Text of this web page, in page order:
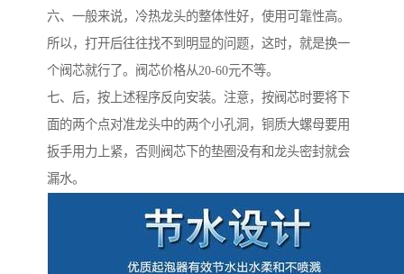
六、一般来说，冷热龙头的整体性好，使用可靠性高。
所以，打开后往往找不到明显的问题，这时，就是换一
个阀芯就行了。阀芯价格从20-60元不等。
七、后，按上述程序反向安装。注意，按阀芯时要将下
面的两个点对准龙头中的两个小孔洞，铜质大螺母要用
扳手用力上紧，否则阀芯下的垫圈没有和龙头密封就会
漏水。